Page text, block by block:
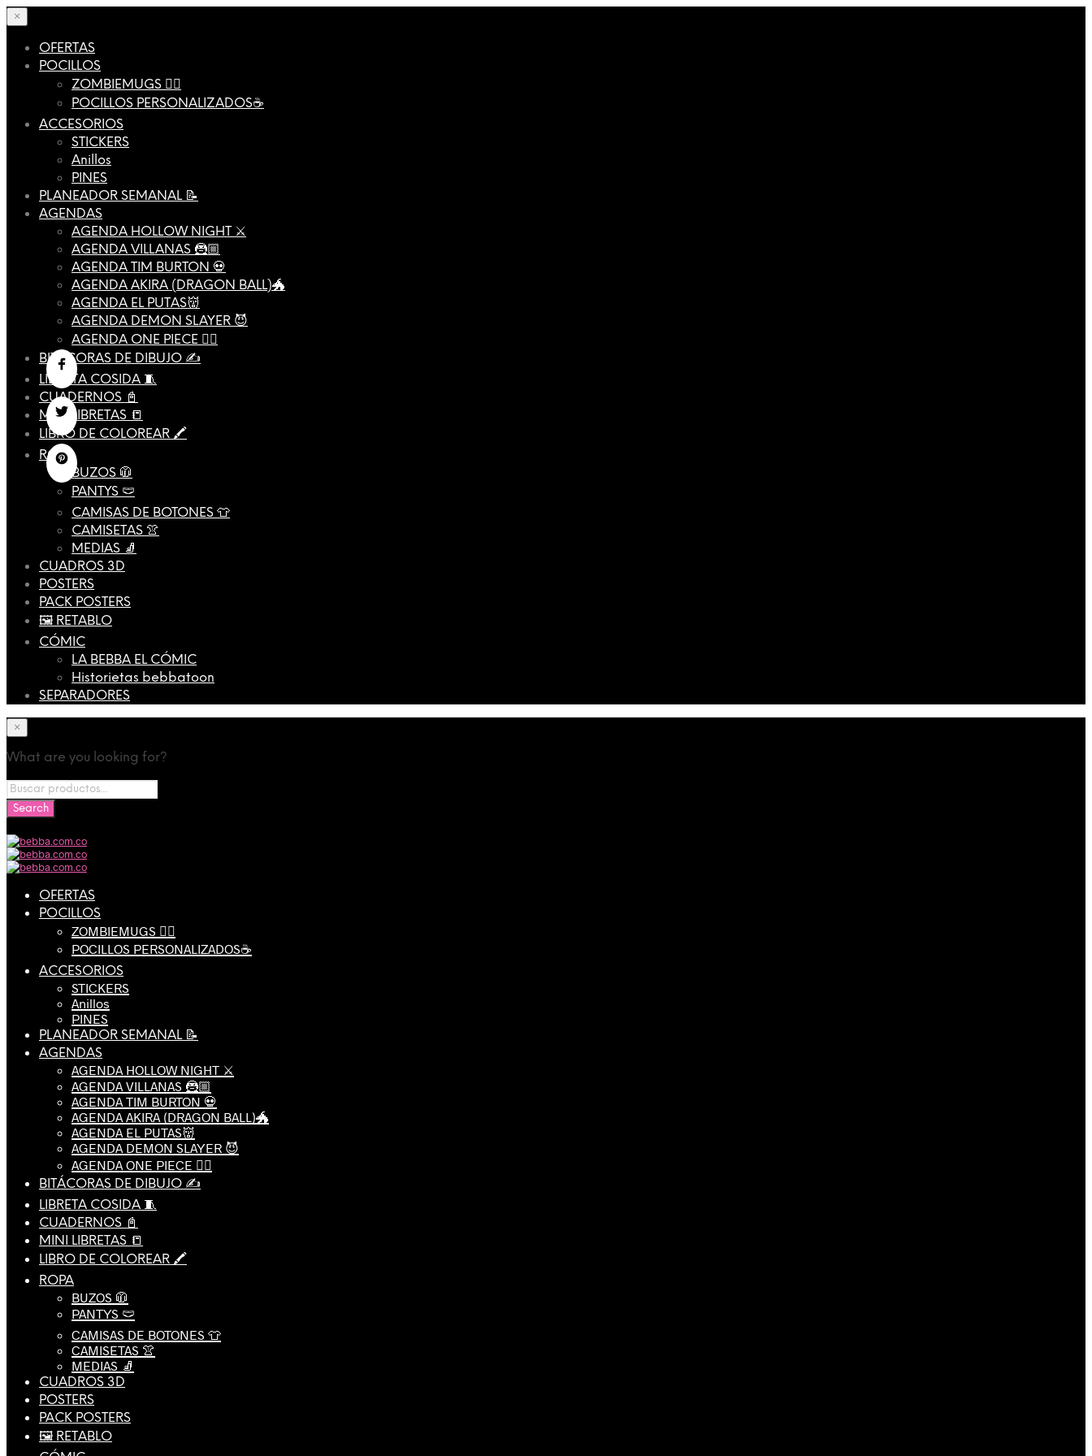
×
OFERTAS
POCILLOS
ZOMBIEMUGS 🧟‍♂️
POCILLOS PERSONALIZADOS☕️
ACCESORIOS
STICKERS
Anillos
PINES
PLANEADOR SEMANAL 📝
AGENDAS
AGENDA HOLLOW NIGHT ⚔️
AGENDA VILLANAS 🦹🏼
AGENDA TIM BURTON 💀
AGENDA AKIRA (DRAGON BALL)🐲
AGENDA EL PUTAS👹
AGENDA DEMON SLAYER 😈
AGENDA ONE PIECE 🏴‍☠️
BITÁCORAS DE DIBUJO ✍️
LIBRETA COSIDA 🧵
CUADERNOS 📓
MINI LIBRETAS 📒
LIBRO DE COLOREAR 🖍️
ROPA
BUZOS 🧥
PANTYS 🩲
CAMISAS DE BOTONES 👕
CAMISETAS 👚
MEDIAS 🧦
CUADROS 3D
POSTERS
PACK POSTERS
🖼️ RETABLO
CÓMIC
LA BEBBA EL CÓMIC
Historietas bebbatoon
SEPARADORES
×
What are you looking for?
OFERTAS
POCILLOS
ZOMBIEMUGS 🧟‍♂️
POCILLOS PERSONALIZADOS☕️
ACCESORIOS
STICKERS
Anillos
PINES
PLANEADOR SEMANAL 📝
AGENDAS
AGENDA HOLLOW NIGHT ⚔️
AGENDA VILLANAS 🦹🏼
AGENDA TIM BURTON 💀
AGENDA AKIRA (DRAGON BALL)🐲
AGENDA EL PUTAS👹
AGENDA DEMON SLAYER 😈
AGENDA ONE PIECE 🏴‍☠️
BITÁCORAS DE DIBUJO ✍️
LIBRETA COSIDA 🧵
CUADERNOS 📓
MINI LIBRETAS 📒
LIBRO DE COLOREAR 🖍️
ROPA
BUZOS 🧥
PANTYS 🩲
CAMISAS DE BOTONES 👕
CAMISETAS 👚
MEDIAS 🧦
CUADROS 3D
POSTERS
PACK POSTERS
🖼️ RETABLO